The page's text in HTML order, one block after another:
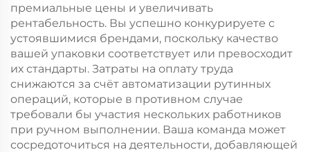
премиальные цены и увеличивать
рентабельность. Вы успешно конкурируете с
устоявшимися брендами, поскольку качество
вашей упаковки соответствует или превосходит
их стандарты. Затраты на оплату труда
снижаются за счёт автоматизации рутинных
операций, которые в противном случае
требовали бы участия нескольких работников
при ручном выполнении. Ваша команда может
сосредоточиться на деятельности, добавляющей